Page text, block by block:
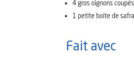
4 gros oignons
1 petite boite de
Fait avec